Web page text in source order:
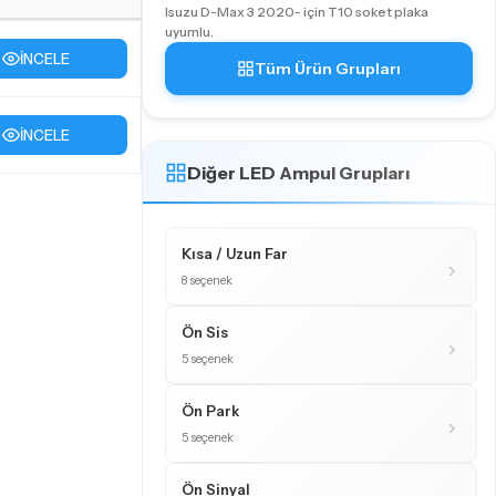
İNCELE
İNCELE
Isuzu D-Max 3 2020- için T10 soket plaka
uyumlu.
Tüm Ürün Grupları
Diğer LED Ampul Grupları
Kısa / Uzun Far
8 seçenek
Ön Sis
5 seçenek
Ön Park
5 seçenek
Ön Sinyal